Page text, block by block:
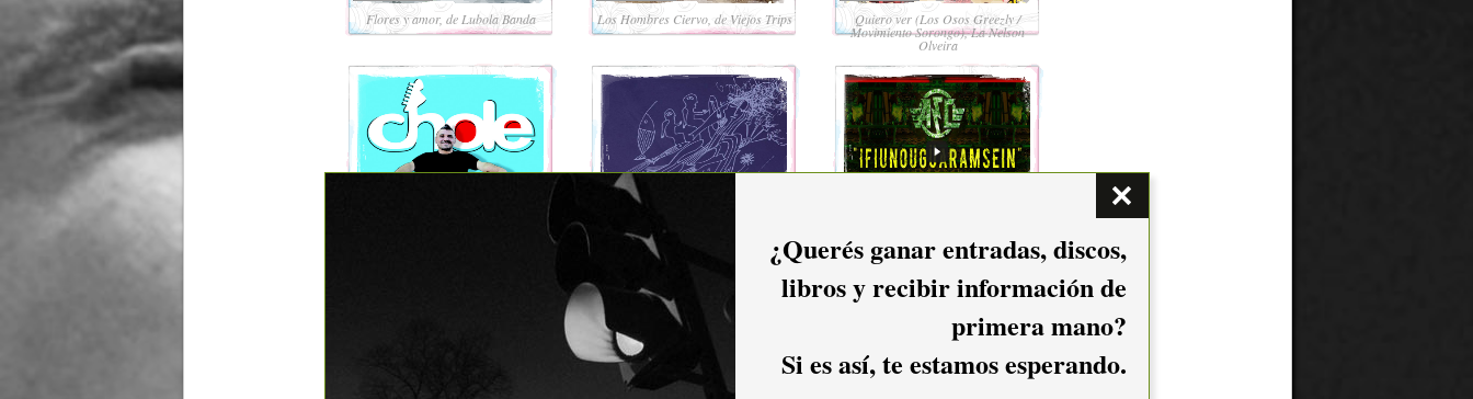
Flores y amor, de Lubola Banda
Los Hombres Ciervo, de Viejos Trips
Quiero ver (Los Osos Greezly /
Movimiento Sorongo), La Nelson
Olveira
08/2015
¿Querés ganar entradas, discos,
libros y recibir información de
primera mano?
Si es así, te estamos esperando.